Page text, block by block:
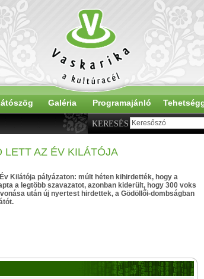
Galéria Programajánló
KERESÉS
LETT AZ ÉV KILÁTÓJA
Kilátója pályázaton: múlt héten kihirdették, hogy a
a legtöbb szavazatot, azonban kiderült, hogy 300 voks
után új nyertest hirdettek, a Gödöllői-dombságban